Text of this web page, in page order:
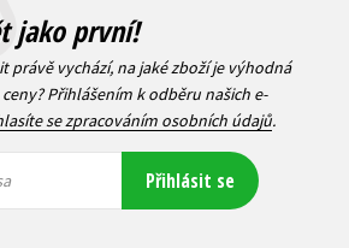
jako první!
právě vychází, na jaké zboží je výhodná
Přihlášením k odběru našich e-
se zpracováním osobních údajů.
Přihlásit se